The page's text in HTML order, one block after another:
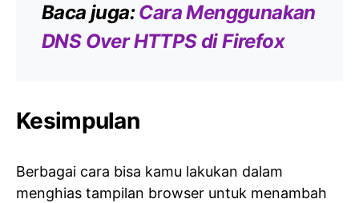
Baca juga:Cara Menggunakan
DNS Over HTTPS di Firefox
Kesimpulan
Berbagai cara bisa kamu lakukan dalam
menghias tampilan browser untuk menambah